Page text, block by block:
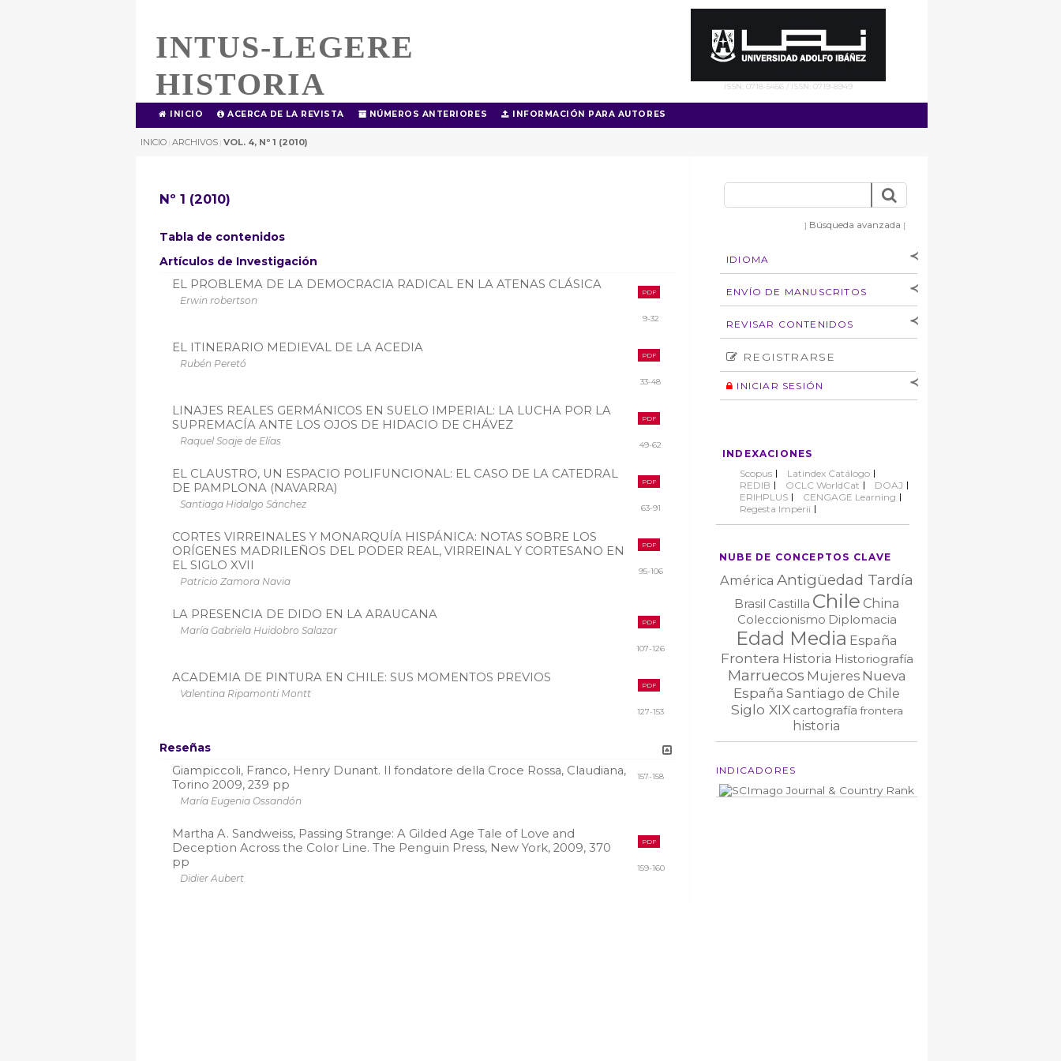
INTUS-LEGERE
HISTORIA
ISSN: 0718-5456 / ISSN: 0719-8949
INICIO ACERCA DE LA REVISTA NÚMEROS ANTERIORES INFORMACIÓN PARA AUTORES
INICIO | ARCHIVOS | VOL. 4, Nº 1 (2010)
] Búsqueda avanzada [
IDIOMA
[Español ] [English]
ENVÍO DE MANUSCRITOS
autores
Derechos de autoría
Normas éticas
REVISAR CONTENIDOS
Número
Autor
REGISTRARSE
INICIAR SESIÓN
INDEXACIONES
Scopus
Latindex Catálogo
REDIB
OCLC WorldCat
DOAJ
ERIHPLUS
CENGAGE Learning
Regesta Imperii
NUBE DE CONCEPTOS CLAVE
América Antigüedad Tardía
Brasil Castilla Chile China
Coleccionismo Diplomacia
Edad Media España
Frontera Historia Historiografía
Marruecos Mujeres Nueva
España Santiago de Chile
Siglo XIX cartografía frontera
historia
INDICADORES
Nº 1 (2010)
Tabla de contenidos
Artículos de Investigación
EL PROBLEMA DE LA DEMOCRACIA RADICAL EN LA ATENAS CLÁSICA
Erwin robertson
PDF
9-32
EL ITINERARIO MEDIEVAL DE LA ACEDIA
Rubén Peretó
PDF
33-48
LINAJES REALES GERMÁNICOS EN SUELO IMPERIAL: LA LUCHA POR LA
SUPREMACÍA ANTE LOS OJOS DE HIDACIO DE CHÁVEZ
Raquel Soaje de Elías
PDF
49-62
EL CLAUSTRO, UN ESPACIO POLIFUNCIONAL: EL CASO DE LA CATEDRAL
DE PAMPLONA (NAVARRA)
Santiaga Hidalgo Sánchez
PDF
63-91
CORTES VIRREINALES Y MONARQUÍA HISPÁNICA: NOTAS SOBRE LOS
ORÍGENES MADRILEÑOS DEL PODER REAL, VIRREINAL Y CORTESANO EN
EL SIGLO XVII
Patricio Zamora Navia
PDF
95-106
LA PRESENCIA DE DIDO EN LA ARAUCANA
María Gabriela Huidobro Salazar
PDF
107-126
ACADEMIA DE PINTURA EN CHILE: SUS MOMENTOS PREVIOS
Valentina Ripamonti Montt
PDF
127-153
Reseñas
Giampiccoli, Franco, Henry Dunant. Il fondatore della Croce Rossa, Claudiana,
Torino 2009, 239 pp
María Eugenia Ossandón
157-158
Martha A. Sandweiss, Passing Strange: A Gilded Age Tale of Love and
Deception Across the Color Line. The Penguin Press, New York, 2009, 370
pp
Didier Aubert
PDF
159-160